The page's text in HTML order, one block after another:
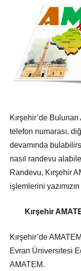
Kırşehir’de
telefon numarası,
devamında
nasıl randevu
Randevu, Kırşehir
işlemlerini
Kırşehir
Kırşehir’de
Evran Üniversitesi
AMATEM.